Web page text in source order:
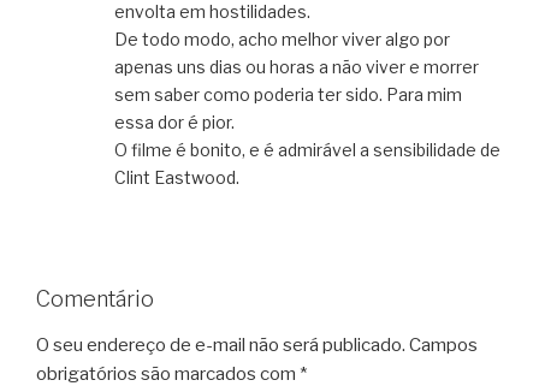
envolta em hostilidades.
De todo modo, acho melhor viver algo por
apenas uns dias ou horas a não viver e morrer
sem saber como poderia ter sido. Para mim
essa dor é pior.
O filme é bonito, e é admirável a sensibilidade de
Clint Eastwood.
Comentário
O seu endereço de e-mail não será publicado. Campos
obrigatórios são marcados com *